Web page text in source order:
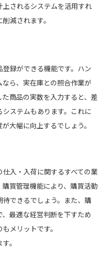
されるシステムを活用すれ
減されます。
登録ができる機能です。ハン
ら、実在庫との照合作業が
商品の実数を入力すると、差
ステムもあります。これに
大幅に向上するでしょう。
仕入・入荷に関するすべての業
買管理機能により、購買活動
できるでしょう。また、購
最適な経営判断を下すため
メリットです。
。